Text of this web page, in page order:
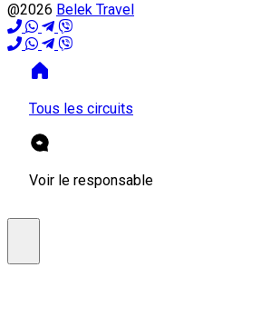
@2026 Belek Travel
Tous les circuits
Voir le responsable